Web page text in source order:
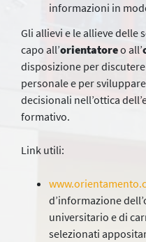
informazioni in
Gli allievi e le allieve delle
capo all’orientatoreo all’
disposizione per
personale e per
decisionali nell’ottica
formativo.
Link utili:
d’informazione
universitario e di
selezionati